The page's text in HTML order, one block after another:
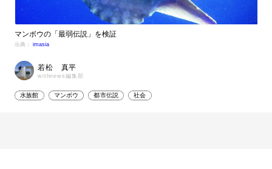
マンボウの「最弱伝説」を検証
出典： imasia
若松 真平
withnews編集部
水族館 マンボウ 都市伝説 社会